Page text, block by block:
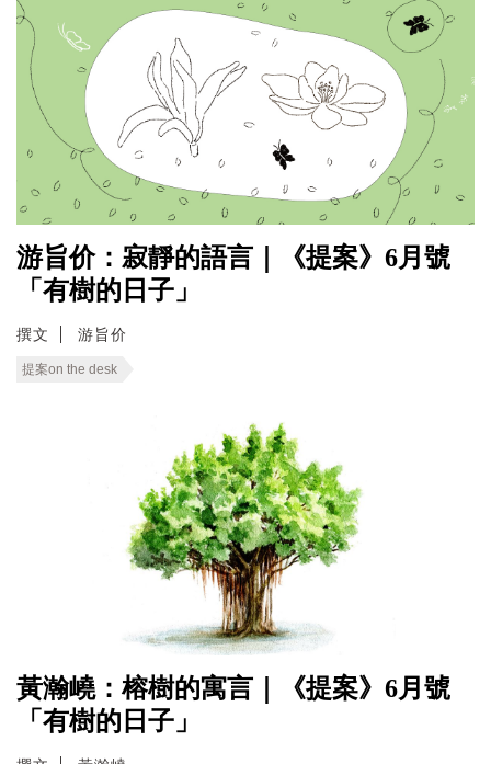
游旨价：寂靜的語言｜《提案》6月號
「有樹的日子」
撰文 游旨价
提案on the desk
黃瀚嶢：榕樹的寓言｜《提案》6月號
「有樹的日子」